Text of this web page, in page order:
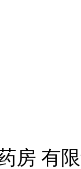
房 有